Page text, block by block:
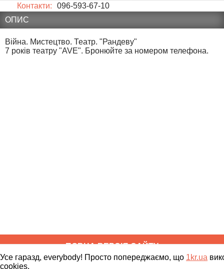
Контакти:
096-593-67-10
ОПИС
Війна. Мистецтво. Театр. "Рандеву"
7 років театру "AVE". Бронюйте за номером телефона.
ПОВНА ВЕРСІЯ САЙТУ
Усе гаразд, everybody! Просто попереджаємо, що 1kr.ua
cookies.